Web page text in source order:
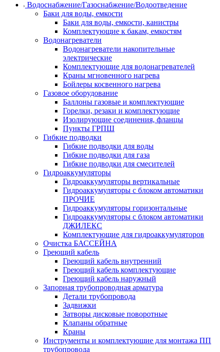
Водоснабжение/Газоснабжение/Водоотведение
Баки для воды, емкости
Баки для воды, емкости, канистры
Комплектующие к бакам, емкостям
Водонагреватели
Водонагреватели накопительные
электрические
Комплектующие для водонагревателей
Краны мгновенного нагрева
Бойлеры косвенного нагрева
Газовое оборудование
Баллоны газовые и комплектующие
Горелки, резаки и комплектующие
Изолирующие соединения, фланцы
Пункты ГРПШ
Гибкие подводки
Гибкие подводки для воды
Гибкие подводки для газа
Гибкие подводки для смесителей
Гидроаккумуляторы
Гидроаккумуляторы вертикальные
Гидроаккумуляторы с блоком автоматики
ПРОЧИЕ
Гидроаккумуляторы горизонтальные
Гидроаккумуляторы с блоком автоматики
ДЖИЛЕКС
Комплектующие для гидроаккумуляторов
Очистка БАССЕЙНА
Греющий кабель
Греющий кабель внутренний
Греющий кабель комплектующие
Греющий кабель наружный
Запорная трубопроводная арматура
Детали трубопровода
Задвижки
Затворы дисковые поворотные
Клапаны обратные
Краны
Инструменты и комплектующие для монтажа ПП
трубопровода